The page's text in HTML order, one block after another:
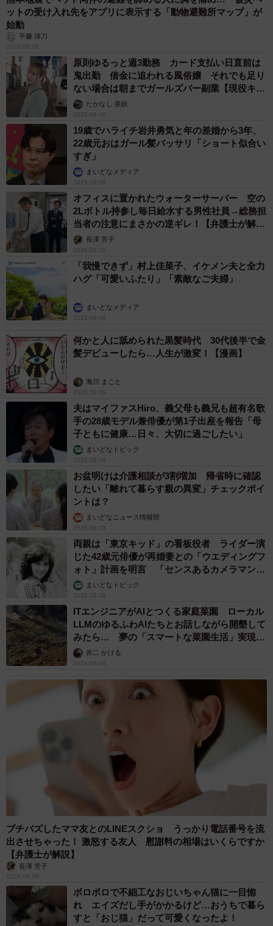
ットの受け入れ先をアプリに表示する「動物避難所マップ」が
始動
平藤 清刀
2026.08.08
原則ゆるっと週3勤務 カード支払い日直前は
鬼出勤 借金に追われる風俗嬢 それでも足り
ない場合は朝までガールズバー副業【現役キャ
ストに取材】
たかなし 亜妖
2026.08.08
19歳でハライチ岩井勇気と年の差婚から3年、
22歳元おはガール髪バッサリ「ショート似合い
すぎ」
まいどなメディア
2026.08.08
オフィスに置かれたウォーターサーバー 空の
2Lボトル持参し毎日給水する男性社員→総務担
当者の注意にまさかの逆ギレ！【弁護士が解
説】長澤 芳子
2026.08.08
「我慢できず」村上佳菜子、イケメン夫と全力
ハグ「可愛いふたり」「素敵なご夫婦」
まいどなメディア
2026.08.08
何かと人に舐められた黒髪時代 30代後半で金
髪デビューしたら…人生が激変！【漫画】
海川 まこと
2026.08.08
夫はマイファスHiro、義父母も義兄も超有名歌
手の28歳モデル兼俳優が第1子出産を報告「母
子ともに健康…日々、大切に過ごしたい」
まいどなトピック
2026.08.08
お盆明けは介護相談が3割増加 帰省時に確認
したい「離れて暮らす親の異変」チェックポイ
ントは？
まいどなニュース情報部
2026.08.08
両親は「東京キッド」の看板役者 ライダー演
じた42歳元俳優が再婚妻との「ウエディングフ
ォト」計画を明言 「センスあるカメラマン求
む」まいどなトピック
2026.08.08
ITエンジニアがAIとつくる家庭菜園 ローカル
LLMのゆるふわAIたちとお話しながら開墾して
みたら… 夢の「スマートな菜園生活」実現な
るか井二 かける
2026.08.08
プチバズしたママ友とのLINEスクショ うっかり電話番号を流
出させちゃった！ 激怒する友人 慰謝料の相場はいくらですか
【弁護士が解説】
長澤 芳子
2026.08.08
ボロボロで不細工なおじいちゃん猫に一目惚
れ エイズだし手がかかるけど…おうちで暮ら
すと「おじ猫」だって可愛くなったよ！